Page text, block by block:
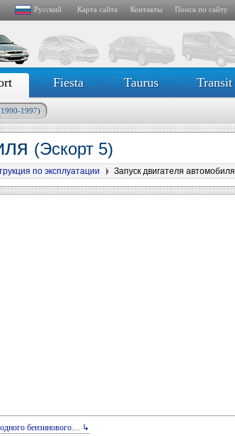
Русский Карта сайта Контакты Поиск по сайту
Fiesta Taurus Transit
1997)
(Эскорт 5)
по эксплуатации Запуск двигателя автомобиля
бензинового… ↳